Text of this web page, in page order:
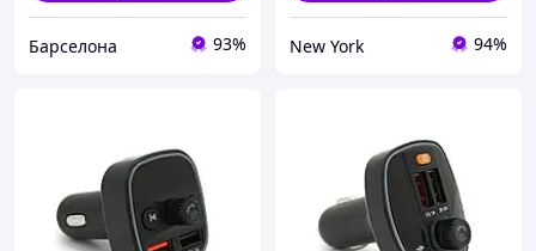
Барселона 93% New York 94%